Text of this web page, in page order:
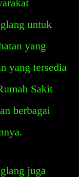
untuk
yang
yang tersedia
Sakit
berbagai
juga